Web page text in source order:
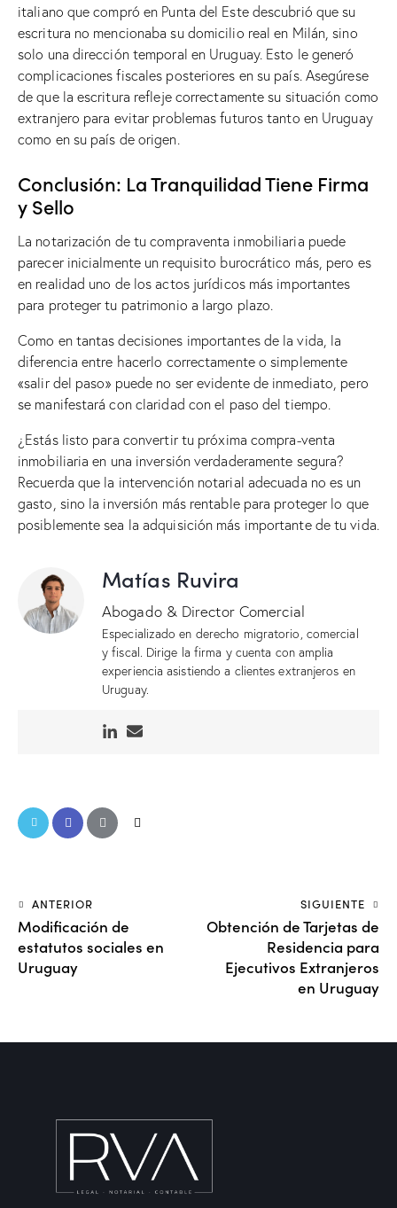
italiano que compró en Punta del Este descubrió que su
escritura no mencionaba su domicilio real en Milán, sino
solo una dirección temporal en Uruguay. Esto le generó
complicaciones fiscales posteriores en su país. Asegúrese
de que la escritura refleje correctamente su situación como
extranjero para evitar problemas futuros tanto en Uruguay
como en su país de origen.
Conclusión: La Tranquilidad Tiene Firma
y Sello
La notarización de tu compraventa inmobiliaria puede
parecer inicialmente un requisito burocrático más, pero es
en realidad uno de los actos jurídicos más importantes
para proteger tu patrimonio a largo plazo.
Como en tantas decisiones importantes de la vida, la
diferencia entre hacerlo correctamente o simplemente
«salir del paso» puede no ser evidente de inmediato, pero
se manifestará con claridad con el paso del tiempo.
¿Estás listo para convertir tu próxima compra-venta
inmobiliaria en una inversión verdaderamente segura?
Recuerda que la intervención notarial adecuada no es un
gasto, sino la inversión más rentable para proteger lo que
posiblemente sea la adquisición más importante de tu vida.
Matías Ruvira
Abogado & Director Comercial
Especializado en derecho migratorio, comercial
y fiscal. Dirige la firma y cuenta con amplia
experiencia asistiendo a clientes extranjeros en
Uruguay.
ANTERIOR
Modificación de
estatutos sociales en
Uruguay
SIGUIENTE
Obtención de Tarjetas de
Residencia para
Ejecutivos Extranjeros
en Uruguay